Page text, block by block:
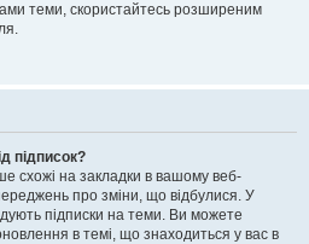
теми, скористайтесь розширеним
підписок?
схожі на закладки в вашому веб-
про зміни, що відбулися. У
підписки на теми. Ви можете
в темі, що знаходиться у вас в